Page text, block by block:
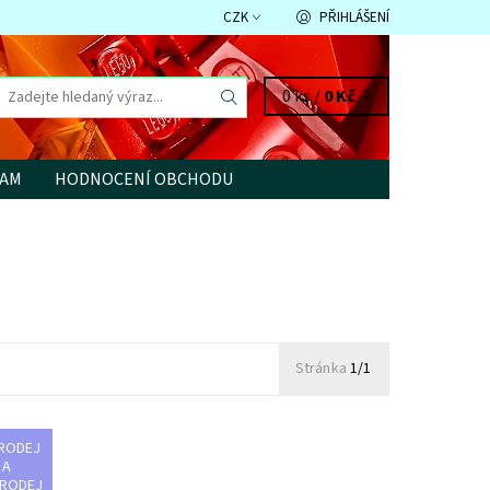
CZK PŘIHLÁŠENÍ
0 ks /0 Kč
HODNOCENÍ OBCHODU
Stránka 1/1
A